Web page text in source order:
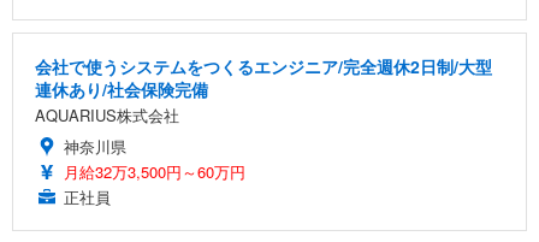
会社で使うシステムをつくるエンジニア/完全週休2日制/大型
連休あり/社会保険完備
AQUARIUS株式会社
神奈川県
月給32万3,500円～60万円
正社員